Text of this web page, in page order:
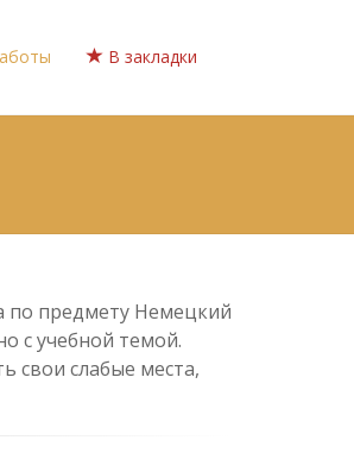
В закладки
по предмету Немецкий
с учебной темой.
свои слабые места,